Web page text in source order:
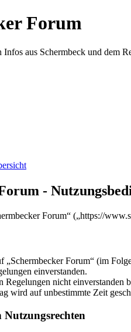
Forum
aus Schermbeck und dem
-
Forum“ („https://
Forum“ (im
einverstanden.
Regelungen nicht
wird auf unbestimmte Zeit